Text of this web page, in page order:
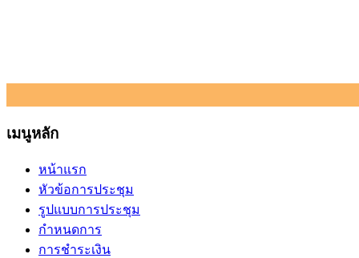
เมนูหลัก
หน้าแรก
หัวข้อการประชุม
รูปแบบการประชุม
กำหนดการ
การชำระเงิน